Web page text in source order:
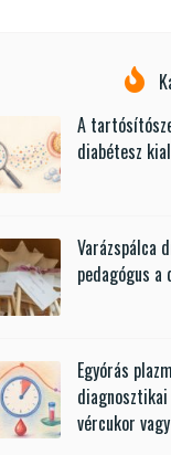
A
diabétesz
Varázspálca
pedagógus
Egyórás
vércukor